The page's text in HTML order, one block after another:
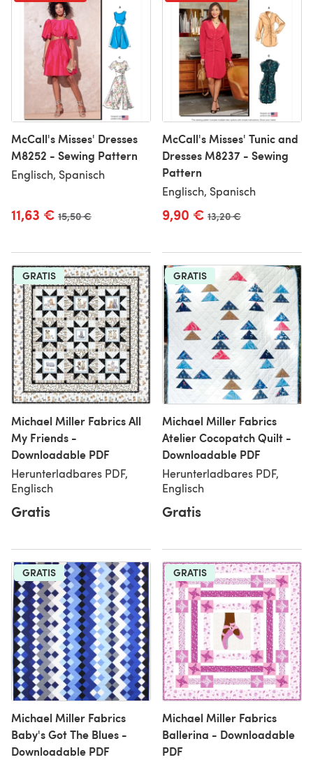
McCall's Misses' Dresses
M8252 - Sewing Pattern
Englisch, Spanisch
11,63 € Alter Preis
15,50 €
McCall's Misses' Tunic and
Dresses M8237 - Sewing
Pattern
Englisch, Spanisch
9,90 € Alter Preis
13,20 €
GRATIS
Michael Miller Fabrics All
My Friends -
Downloadable PDF
Herunterladbares PDF,
Englisch
Gratis
GRATIS
Michael Miller Fabrics
Atelier Cocopatch Quilt -
Downloadable PDF
Herunterladbares PDF,
Englisch
Gratis
GRATIS
Michael Miller Fabrics
Baby's Got The Blues -
Downloadable PDF
GRATIS
Michael Miller Fabrics
Ballerina - Downloadable
PDF